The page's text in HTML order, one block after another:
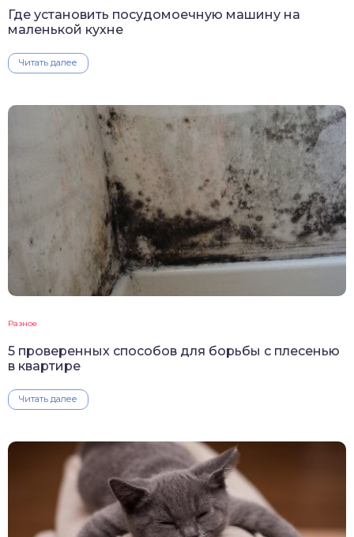
Где установить посудомоечную машину на
маленькой кухне
Читать далее
Разное
5 проверенных способов для борьбы с плесенью
в квартире
Читать далее